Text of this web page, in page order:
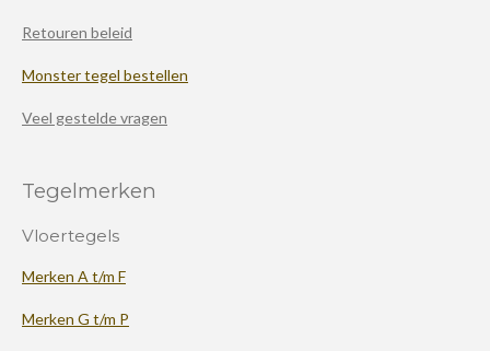
Retouren beleid
Monster tegel bestellen
Veel gestelde vragen
Tegelmerken
Vloertegels
Merken A t/m F
Merken G t/m P